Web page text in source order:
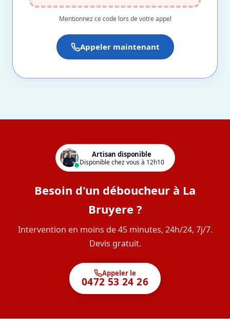
Mentionnez ce code lors de votre appel
Appeler maintenant
Artisan disponible
Disponible chez vous à 12h10
Besoin d'un déboucheur à La
Bruyere ?
Intervention en moins de 45 minutes, 24h/24, 7j/7.
Devis gratuit.
Appeler le
0472 53 24 26